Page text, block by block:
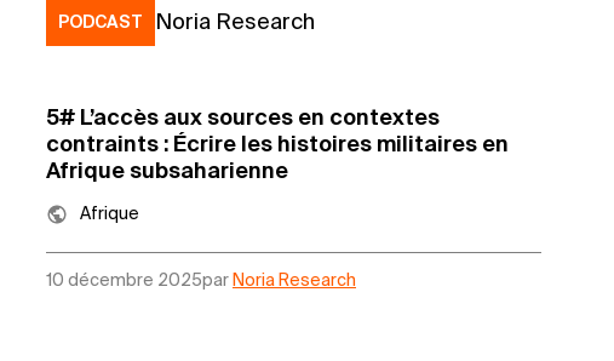
PODCAST Noria Research
5# L’accès aux sources en contextes
contraints : Écrire les histoires militaires en
Afrique subsaharienne
Afrique
10 décembre 2025par Noria Research